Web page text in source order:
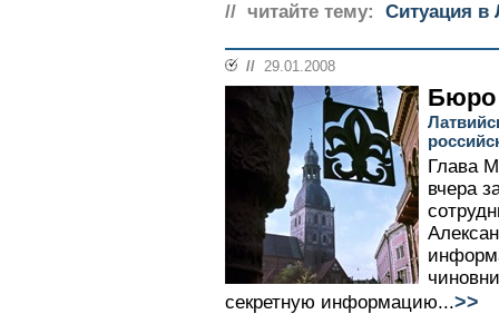
// читайте тему: Cитуация в
// 29.01.2008
Бюро
Глава
вчера
секретную информацию...>>